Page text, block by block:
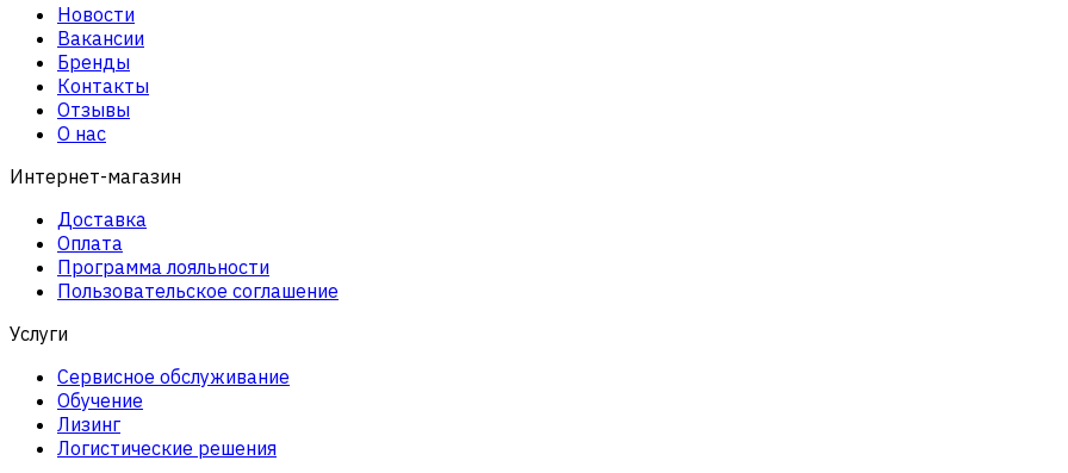
Новости
Вакансии
Бренды
Контакты
Отзывы
О нас
Интернет-магазин
Доставка
Оплата
Программа лояльности
Пользовательское соглашение
Услуги
Сервисное обслуживание
Обучение
Лизинг
Логистические решения